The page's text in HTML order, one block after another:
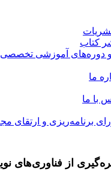
کتاب
و دوره‌های آموزشی تخصصی
ما
با ما
برنامه‌ریزی و ارتقای
از فناوری‌های